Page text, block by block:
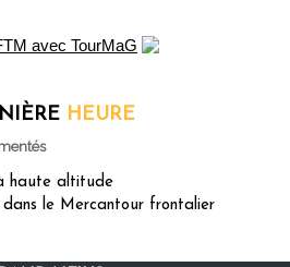
HEURE
haute altitude
le Mercantour frontalier